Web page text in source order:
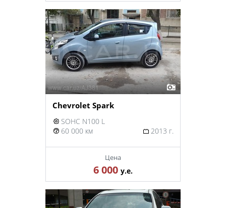
Chevrolet Spark
SOHC N100 L
60 000 км
2013 г.
Цена
6 000 у.е.